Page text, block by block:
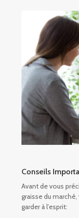
Conseils
Avant de vous
graisse du
garder à l’esprit: